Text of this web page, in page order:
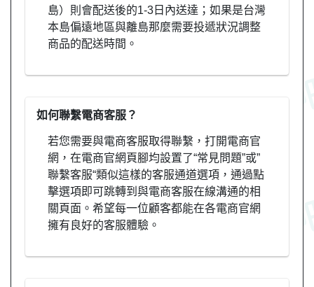
島）則會配送後的1-3日內送達；如果是台灣
本島偏遠地區與離島那麼需要投遞狀況調整
商品的配送時間。
如何聯繫電商客服？
若您需要與電商客服取得聯繫，打開電商官
網，在電商官網頁腳均設置了“常見問題”或”
聯繫客服“類似這樣的客服通道選項，通過點
擊選項即可跳轉到與電商客服在線溝通的相
關頁面。希望每一位顧客都能在各電商官網
擁有良好的客服體驗。